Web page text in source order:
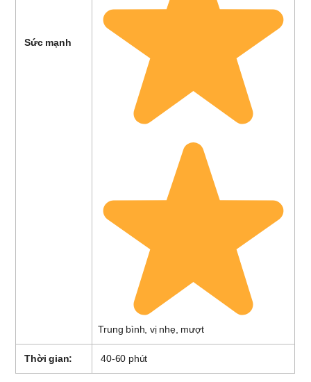
Sức mạnh
Trung bình, vị nhẹ, mượt
Thời gian: 40-60 phút